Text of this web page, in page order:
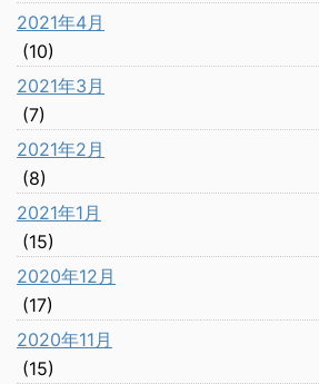
2021年4月
(10)
2021年3月
(7)
2021年2月
(8)
2021年1月
(15)
2020年12月
(17)
2020年11月
(15)